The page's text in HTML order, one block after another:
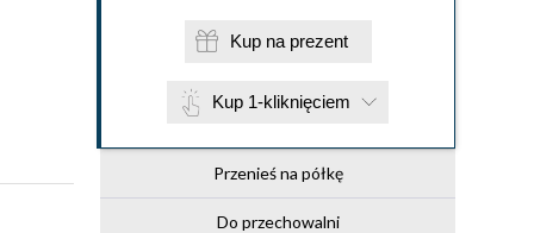
Kup na prezent
Kup 1-kliknięciem
Przenieś na półkę
Do przechowalni